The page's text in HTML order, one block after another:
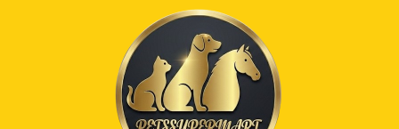
Cookievoorkeuren zijn momenteel gesloten.